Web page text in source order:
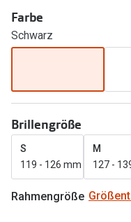
Ratgeber
Gleitsicht Ratgeber
Alle Brillen Ratgeber
Angebote
Brillen 2 für 1
20% auf selbsttönende
Farbe
Schwarz
Brillengröße
S
119 - 126 mm
M
127 -
Rahmengröße